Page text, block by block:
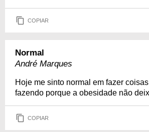
COPIAR
Normal
André Marques
Hoje me sinto normal em fazer
fazendo porque a obesidade não
COPIAR